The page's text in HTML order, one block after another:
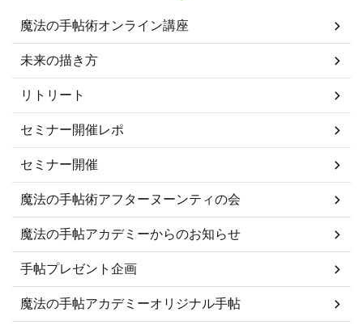
魔法の手帖術オンライン講座
未来の描き方
リトリート
セミナー開催レポ
セミナー開催
魔法の手帖術アフターヌーンティの会
魔法の手帖アカデミーからのお知らせ
手帖プレゼント企画
魔法の手帖アカデミーオリジナル手帖